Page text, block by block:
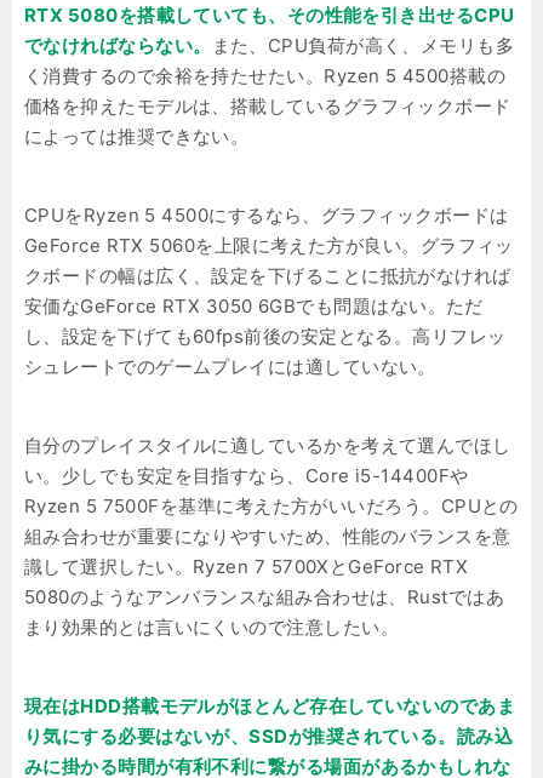
RTX 5080を搭載していても、その性能を引き出せるCPU
でなければならない。
また、CPU負荷が高く、メモリも多
く消費するので余裕を持たせたい。Ryzen 5 4500搭載の
価格を抑えたモデルは、搭載しているグラフィックボード
によっては推奨できない。
CPUをRyzen 5 4500にするなら、グラフィックボードは
GeForce RTX 5060を上限に考えた方が良い。グラフィッ
クボードの幅は広く、設定を下げることに抵抗がなければ
安価なGeForce RTX 3050 6GBでも問題はない。ただ
し、設定を下げても60fps前後の安定となる。高リフレッ
シュレートでのゲームプレイには適していない。
自分のプレイスタイルに適しているかを考えて選んでほし
い。少しでも安定を目指すなら、Core i5-14400Fや
Ryzen 5 7500Fを基準に考えた方がいいだろう。CPUとの
組み合わせが重要になりやすいため、性能のバランスを意
識して選択したい。Ryzen 7 5700XとGeForce RTX
5080のようなアンバランスな組み合わせは、Rustではあ
まり効果的とは言いにくいので注意したい。
現在はHDD搭載モデルがほとんど存在していないのであま
り気にする必要はないが、SSDが推奨されている。読み込
みに掛かる時間が有利不利に繋がる場面があるかもしれな